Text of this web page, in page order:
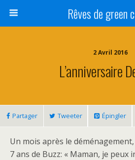
Rêves de green
2 Avril 2016
L’anniversaire
Partager Tweeter Épingler
Un mois après le
7 ans de Buzz: « Maman, je peux